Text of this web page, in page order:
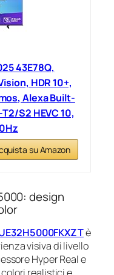
43E78Q,
HDR 10+,
Alexa Built-
S2 HEVC 10,
su Amazon
design
è
visiva di livello
Hyper Real e